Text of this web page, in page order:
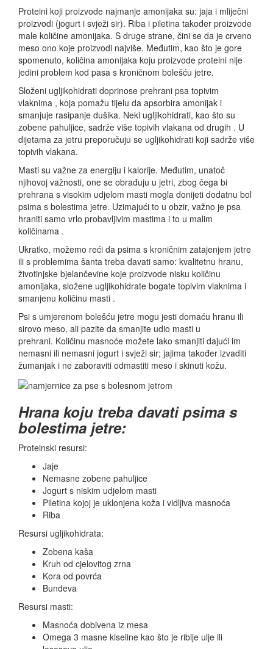
Proteini koji proizvode najmanje amonijaka su: jaja i mliječni
proizvodi (jogurt i svježi sir). Riba i piletina također proizvode
male količine amonijaka. S druge strane, čini se da je crveno
meso ono koje proizvodi najviše. Međutim, kao što je gore
spomenuto, količina amonijaka koju proizvode proteini nije
jedini problem kod pasa s kroničnom bolešću jetre.
Složeni ugljikohidrati doprinose prehrani psa topivim
vlaknima , koja pomažu tijelu da apsorbira amonijak i
smanjuje rasipanje dušika. Neki ugljikohidrati, kao što su
zobene pahuljice, sadrže više topivih vlakana od drugih . U
dijetama za jetru preporučuju se ugljikohidrati koji sadrže više
topivih vlakana.
Masti su važne za energiju i kalorije. Međutim, unatoč
njihovoj važnosti, one se obrađuju u jetri, zbog čega bi
prehrana s visokim udjelom masti mogla donijeti dodatnu bol
psima s bolestima jetre. Uzimajući to u obzir, važno je psa
hraniti samo vrlo probavljivim mastima i to u malim
količinama .
Ukratko, možemo reći da psima s kroničnim zatajenjem jetre
ili s problemima šanta treba davati samo: kvalitetnu hranu,
životinjske bjelančevine koje proizvode nisku količinu
amonijaka, složene ugljikohidrate bogate topivim vlaknima i
smanjenu količinu masti .
Psi s umjerenom bolešću jetre mogu jesti domaću hranu ili
sirovo meso, ali pazite da smanjite udio masti u
prehrani. Količinu masnoće možete lako smanjiti dajući im
nemasni ili nemasni jogurt i svježi sir; jajima također izvaditi
žumanjak i ne zaboraviti odmastiti meso i skinuti kožu.
Hrana koju treba davati psima s
bolestima jetre:
Proteinski resursi:
Jaje
Nemasne zobene pahuljice
Jogurt s niskim udjelom masti
Piletina kojoj je uklonjena koža i vidljiva masnoća
Riba
Resursi ugljikohidrata:
Zobena kaša
Kruh od cjelovitog zrna
Kora od povrća
Bundeva
Resursi masti:
Masnoća dobivena iz mesa
Omega 3 masne kiseline kao što je riblje ulje ili